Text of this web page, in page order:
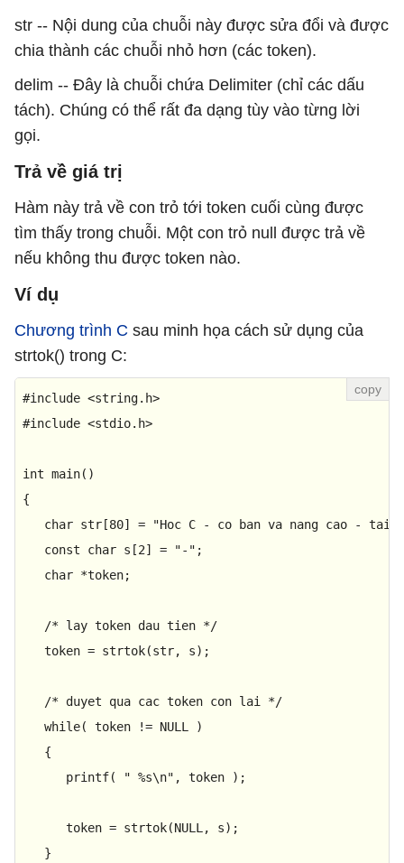
str -- Nội dung của chuỗi này được sửa đổi và được
chia thành các chuỗi nhỏ hơn (các token).
delim -- Đây là chuỗi chứa Delimiter (chỉ các dấu
tách). Chúng có thể rất đa dạng tùy vào từng lời
gọi.
Trả về giá trị
Hàm này trả về con trỏ tới token cuối cùng được
tìm thấy trong chuỗi. Một con trỏ null được trả về
nếu không thu được token nào.
Ví dụ
Chương trình C sau minh họa cách sử dụng của
strtok() trong C:
#include <string.h>
#include <stdio.h>
int main()
{
char str[80] =
"Hoc C - co ban va nang cao - tai
const
char s[2] = "-" ;
char *token;
/* lay token dau tien */
   token =
strtok(str, s);
/* duyet qua cac token con lai */
while( token != NULL
)
   {
printf( " %s\n" , token );
      token =
strtok(NULL , s);
   }